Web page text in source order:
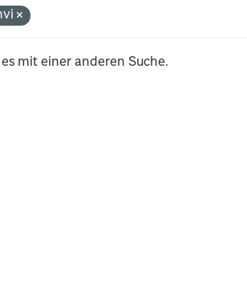
mit einer anderen Suche.